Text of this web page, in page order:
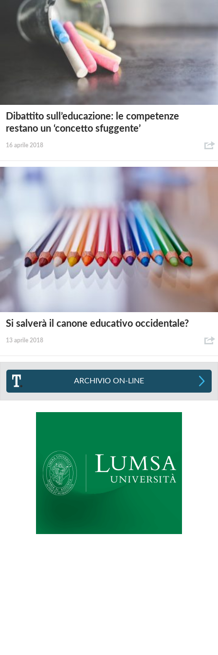
Dibattito sull’educazione: le competenze
restano un ‘concetto sfuggente’
16 aprile 2018
Si salverà il canone educativo occidentale?
13 aprile 2018
ARCHIVIO ON-LINE